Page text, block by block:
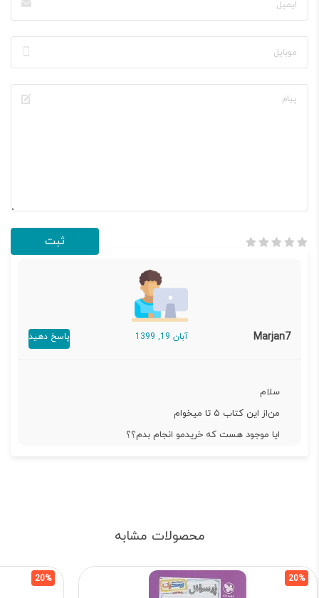
Marjan7 آبان 19, 1399 پاسخ دهید
سلام
من‌از این کتاب ۵ تا میخوام
ایا موجود هست که خریدمو انجام بدم؟؟
محصولات مشابه
20%
20%